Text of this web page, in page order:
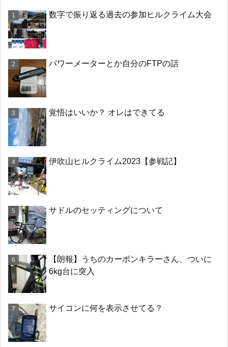
数字で振り返る過去の参加ヒルクライム大会
パワーメーターとか自分のFTPの話
覚悟はいいか？ オレはできてる
伊吹山ヒルクライム2023【参戦記】
サドルのセッティングについて
【朗報】うちのカーボンキラーさん、ついに
6kg台に突入
サイコンに何を表示させてる？